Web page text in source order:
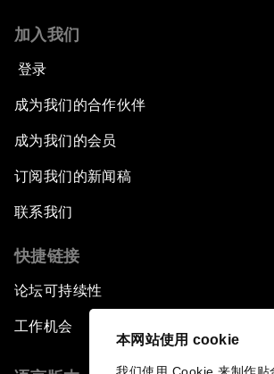
本网站使用 cookie
加入我们
登录
成为我们的合作伙伴
成为我们的会员
订阅我们的新闻稿
联系我们
快捷链接
论坛可持续性
工作机会